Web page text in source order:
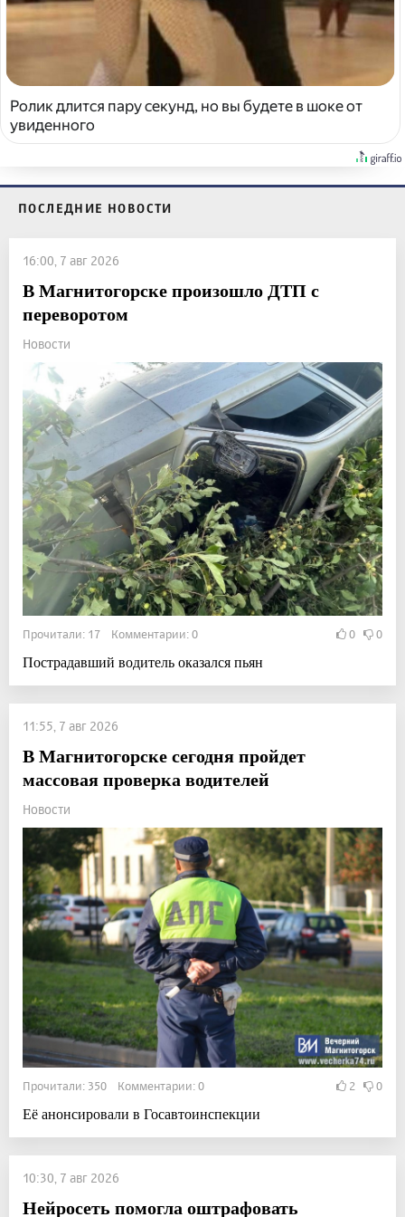
Ролик длится пару секунд, но вы будете в шоке от
увиденного
ПОСЛЕДНИЕ НОВОСТИ
16:00, 7 авг 2026
В Магнитогорске произошло ДТП с
переворотом
Новости
Прочитали: 17 Комментарии: 0 0 0
Пострадавший водитель оказался пьян
11:55, 7 авг 2026
В Магнитогорске сегодня пройдет
массовая проверка водителей
Новости
Прочитали: 350 Комментарии: 0 2 0
Её анонсировали в Госавтоинспекции
10:30, 7 авг 2026
Нейросеть помогла оштрафовать